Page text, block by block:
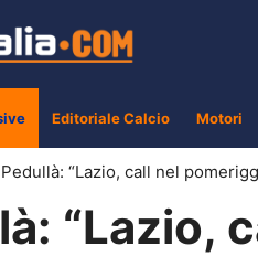
Editoriale Calcio Motori
Pedullà: “Lazio, call nel
“Lazio,